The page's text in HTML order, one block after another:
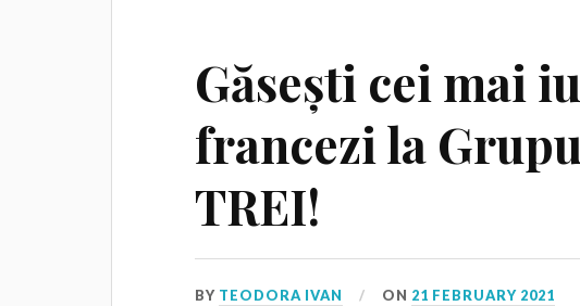
Găsești cei mai
francezi la
TREI!
BY TEODORA IVAN ON 21 FEBRUARY 2021